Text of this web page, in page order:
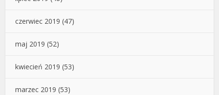
czerwiec 2019 (47)
maj 2019 (52)
kwiecień 2019 (53)
marzec 2019 (53)